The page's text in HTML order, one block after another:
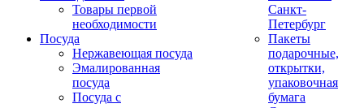
Товары первой
необходимости
Посуда
Нержавеющая посуда
Эмалированная
посуда
Посуда с
Санкт-
Петербург
Пакеты
подарочные,
открытки,
упаковочная
бумага